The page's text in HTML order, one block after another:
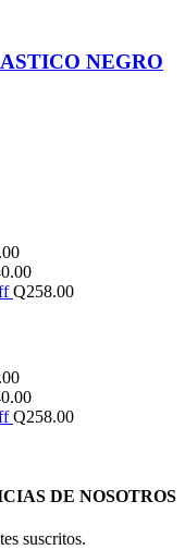
NEGRO
Q258.00
Q258.00
DE NOSOTROS
suscritos.